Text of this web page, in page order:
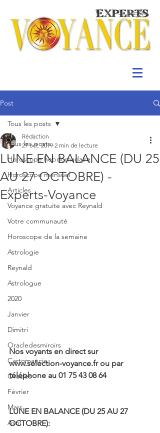
Post
Tous les posts
Horoscope hebdomadaire
Horoscope mensuel
Articles
Voyance gratuite avec Reynald
Votre communauté
Horoscope de la semaine
Astrologie
Reynald
Astrologue
2020
Janvier
Dimitri
Oracledesmiroirs
Cartomancie
Oracles
Février
Mars
Avril
Tous les posts
LUNE EN BALANCE (DU 25
AU 27 OCTOBRE) -
Experts-Voyance
Rédaction
27 oct. 2019 2 min de lecture
Nos voyants en direct sur
www.selection-voyance.fr ou par
téléphone au 01 75 43 08 64
LUNE EN BALANCE (DU 25 AU 27
OCTOBRE):